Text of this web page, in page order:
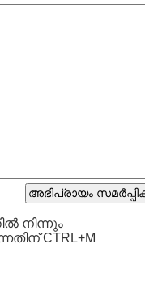
നിന്നും
CTRL+M